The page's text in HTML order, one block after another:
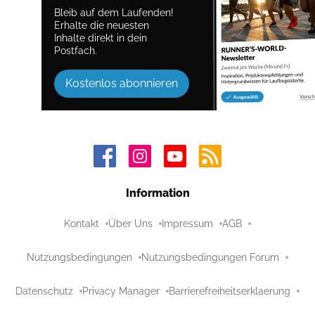
Bleib auf dem Laufenden!
Erhalte die neuesten
Inhalte direkt in dein
Postfach.
Kostenlos abonnieren
Information
Kontakt Über Uns Impressum AGB
Nutzungsbedingungen Nutzungsbedingungen Forum
Datenschutz Privacy Manager Barrierefreiheitserklaerung